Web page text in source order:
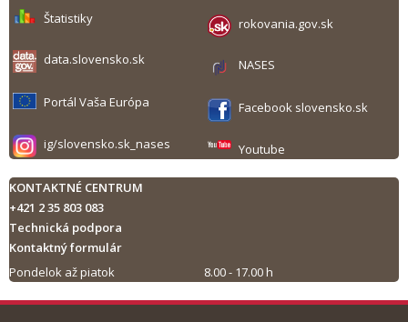
Štatistiky rokovania.gov.sk
data.slovensko.sk NASES
Portál Vaša Európa Facebook slovensko.sk
ig/slovensko.sk_nases Youtube
KONTAKTNÉ CENTRUM
+421 2 35 803 083
Technická podpora
Kontaktný formulár
Pondelok až piatok
8.00 - 17.00 h
Tlač obsahu